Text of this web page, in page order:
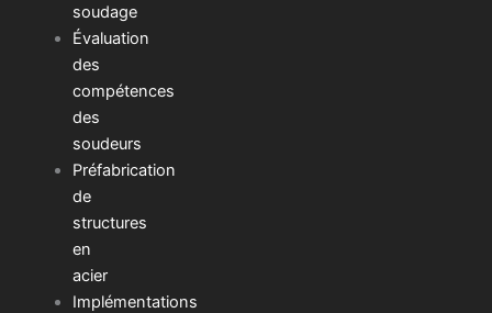
soudage
Évaluation
des
compétences
des
soudeurs
Préfabrication
de
structures
en
acier
Implémentations